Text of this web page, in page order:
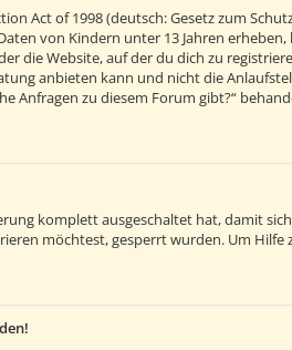
Act of 1998 (deutsch: Gesetz zum
von Kindern unter 13 Jahren
die Website, auf der du dich zu
anbieten kann und nicht die
Anfragen zu diesem Forum gibt?“
komplett ausgeschaltet hat, damit
möchtest, gesperrt wurden. Um